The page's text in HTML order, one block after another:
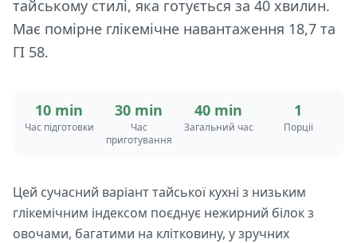
тайському стилі, яка готується за 40 хвилин.
Має помірне глікемічне навантаження 18,7 та
ГІ 58.
10 min
Час підготовки
30 min
Час
приготування
40 min
Загальний час
1
Порції
Цей сучасний варіант тайської кухні з низьким
глікемічним індексом поєднує нежирний білок з
овочами, багатими на клітковину, у зручних